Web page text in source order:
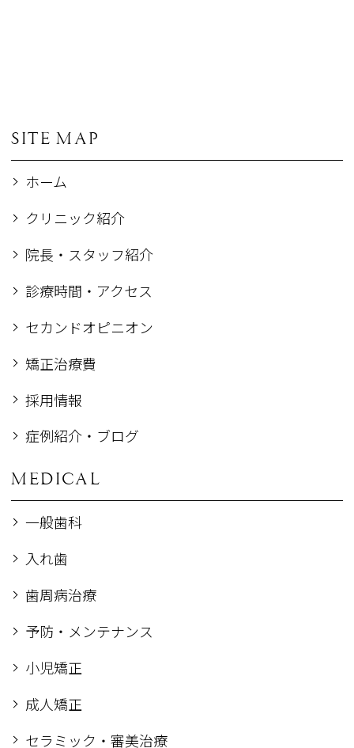
SITE MAP
ホーム
クリニック紹介
院長・スタッフ紹介
診療時間・アクセス
セカンドオピニオン
矯正治療費
採用情報
症例紹介・ブログ
MEDICAL
一般歯科
入れ歯
歯周病治療
予防・メンテナンス
小児矯正
成人矯正
セラミック・審美治療